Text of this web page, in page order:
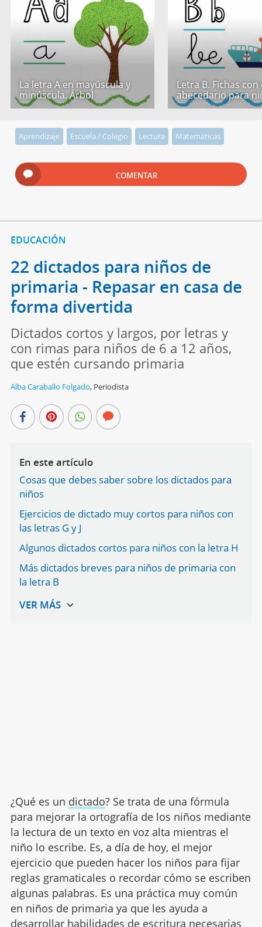
La letra A en mayúscula y
minúscula. Árbol
Letra B. Fichas con
abecedario para
Aprendizaje Escuela / Colegio Lectura Matemáticas
COMENTAR
EDUCACIÓN
22 dictados para niños de
primaria - Repasar en casa de
forma divertida
Dictados cortos y largos, por letras y
con rimas para niños de 6 a 12 años,
que estén cursando primaria
Alba Caraballo Folgado, Periodista
En este artículo
Cosas que debes saber sobre los dictados para
niños
Ejercicios de dictado muy cortos para niños con
las letras G y J
Algunos dictados cortos para niños con la letra H
Más dictados breves para niños de primaria con
la letra B
¿Qué es un dictado? Se trata de una fórmula
para mejorar la ortografía de los niños mediante
la lectura de un texto en voz alta mientras el
niño lo escribe. Es, a día de hoy, el mejor
ejercicio que pueden hacer los niños para fijar
reglas gramaticales o recordar cómo se escriben
algunas palabras. Es una práctica muy común
en niños de primaria ya que les ayuda a
desarrollar habilidades de escritura necesarias